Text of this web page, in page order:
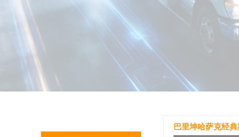
巴里坤哈萨克经典